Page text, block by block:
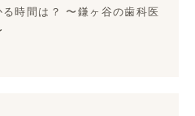
時間は？ 〜鎌ヶ谷の歯科医